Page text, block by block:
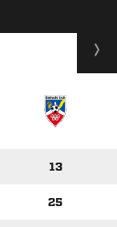
13
25